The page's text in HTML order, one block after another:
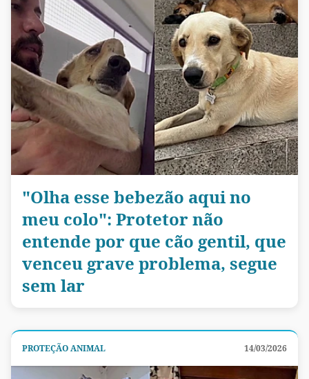
"Olha esse bebezão aqui no
meu colo": Protetor não
entende por que cão gentil, que
venceu grave problema, segue
sem lar
PROTEÇÃO ANIMAL 14/03/2026